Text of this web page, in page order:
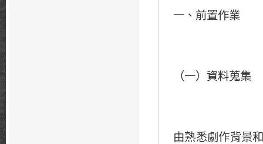
一、前置作業
（一）資料蒐集
由熟悉劇作背景